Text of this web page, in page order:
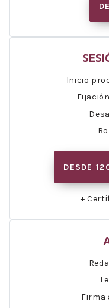
Inicio
DESDE
+
Firma